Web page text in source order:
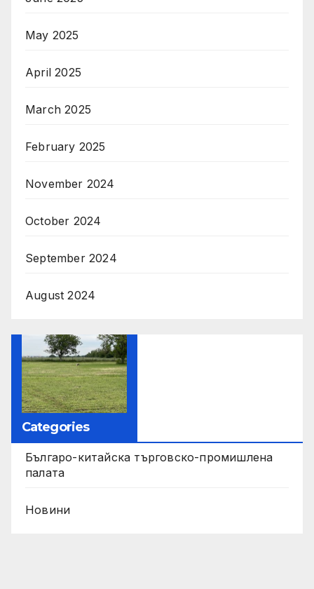
May 2025
April 2025
March 2025
February 2025
November 2024
October 2024
September 2024
August 2024
Categories
Българо-китайска търговско-промишлена
палата
Новини